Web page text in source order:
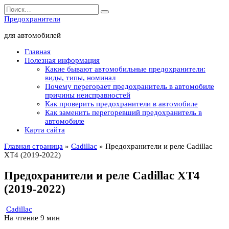
Перейти
к
содержанию
Search
for:
Предохранители
для автомобилей
Главная
Полезная информация
Какие бывают автомобильные предохранители:
виды, типы, номинал
Почему перегорает предохранитель в автомобиле
причины неисправностей
Как проверить предохранители в автомобиле
Как заменить перегоревший предохранитель в
автомобиле
Карта сайта
Главная страница » Cadillac » Предохранители и реле Cadillac
XT4 (2019-2022)
Предохранители и реле Cadillac XT4
(2019-2022)
Cadillac
На чтение 9 мин